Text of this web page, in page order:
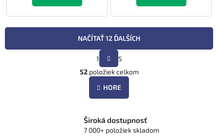
O
v
l
c
i
NAČÍTAŤ 12 ĎALŠÍCH
t
r
á
n
a
n
1
5
52položiek celkom
HORE
Široká dostupnosť
7 000+ položiek skladom